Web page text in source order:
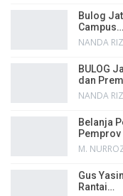
Bulog
Campus…
BULOG
dan
Belanja
M.
Gus
Rantai…